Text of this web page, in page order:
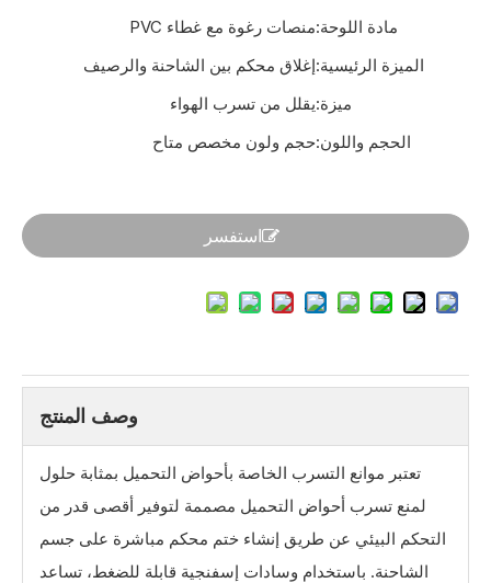
مادة اللوحة:منصات رغوة مع غطاء PVC
الميزة الرئيسية:إغلاق محكم بين الشاحنة والرصيف
ميزة:يقلل من تسرب الهواء
الحجم واللون:حجم ولون مخصص متاح
استفسر
وصف المنتج
تعتبر موانع التسرب الخاصة بأحواض التحميل بمثابة حلول
لمنع تسرب أحواض التحميل مصممة لتوفير أقصى قدر من
التحكم البيئي عن طريق إنشاء ختم محكم مباشرة على جسم
الشاحنة. باستخدام وسادات إسفنجية قابلة للضغط، تساعد